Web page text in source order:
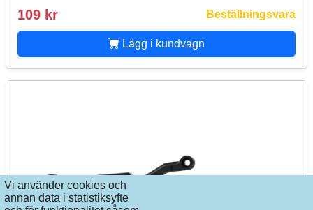
Vi använder cookies och
annan data i statistiksyfte
109 kr Beställningsvara
Lägg i kundvagn